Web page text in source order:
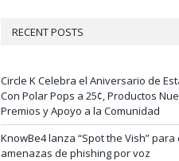
RECENT POSTS
Circle K Celebra el Aniversario de
Con Polar Pops a 25¢, Productos
Premios y Apoyo a la Comunidad
KnowBe4 lanza “Spot the Vish”
amenazas de phishing por voz